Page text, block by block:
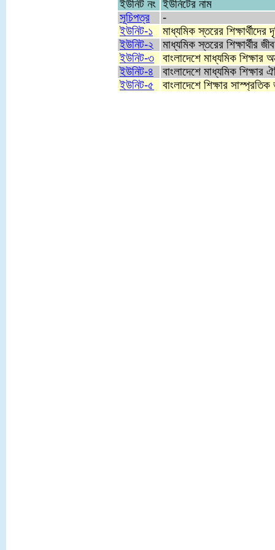
ইউনিট নং ইউনিটের নাম
সূচিপত্র
-
ইউনিট-১
মাধ্যমিক স্তরের
ইউনিট-২
মাধ্যমিক স্তরের শিক্ষার্থীর
ইউনিট-৩
বাংলাদেশে মাধ্যমিক শিক্ষার
ইউনিট-৪
বাংলাদেশে মাধ্যমিক শিক্ষার
ইউনিট-৫
বাংলাদেশে শিক্ষার সাস্প্রতিক